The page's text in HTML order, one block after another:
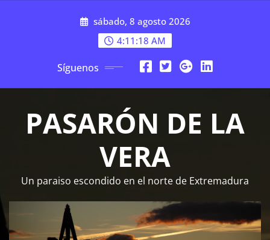
sábado, 8 agosto 2026
4:11:19 AM
Síguenos
PASARÓN DE LA
VERA
Un paraiso escondido en el norte de Extremadura